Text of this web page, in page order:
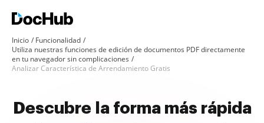
Inicio
Funcionalidad
Utiliza nuestras funciones de edición de documentos PDF directamente
en tu navegador sin complicaciones
Analizar Característica de Arrendamiento Gratis
Descubre la forma más rápida